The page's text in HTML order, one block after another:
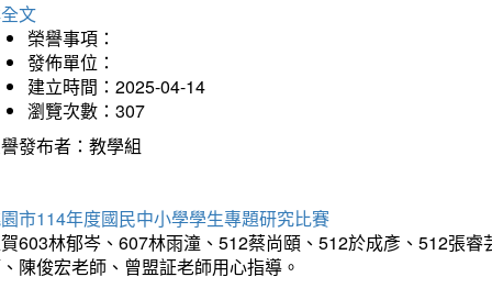
文
榮譽事項：
發佈單位：
建立時間：2025-04-14
瀏覽次數：307
發布者：教學組
市114年度國民中小學學生專題研究比賽
603林郁岑、607林雨潼、512蔡尚頤、512於成彥、512張
陳俊宏老師、曾盟証老師用心指導。